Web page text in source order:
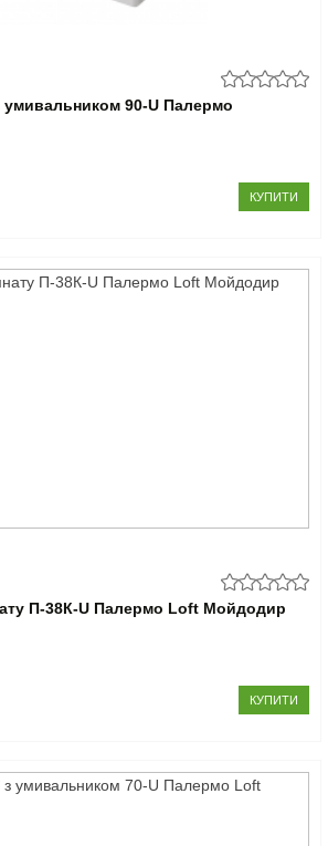
умивальником 90-U Палермо
КУПИТИ
П-38К-U Палермо Loft Мойдодир
КУПИТИ